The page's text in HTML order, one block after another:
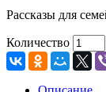
Рассказы для
Количество